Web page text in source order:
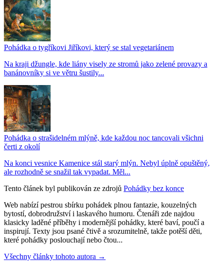
Pohádka o tygříkovi Jiříkovi, který se stal vegetariánem
Na kraji džungle, kde liány visely ze stromů jako zelené provazy a
banánovníky si ve větru šustily...
Pohádka o strašidelném mlýně, kde každou noc tancovali všichni
čerti z okolí
Na konci vesnice Kamenice stál starý mlýn. Nebyl úplně opuštěný,
ale rozhodně se snažil tak vypadat. Měl...
Tento článek byl publikován ze zdrojů Pohádky bez konce
Web nabízí pestrou sbírku pohádek plnou fantazie, kouzelných
bytostí, dobrodružství i laskavého humoru. Čtenáři zde najdou
klasicky laděné příběhy i modernější pohádky, které baví, poučí a
inspirují. Texty jsou psané čtivě a srozumitelně, takže potěší děti,
které pohádky poslouchají nebo čtou...
Všechny články tohoto autora →